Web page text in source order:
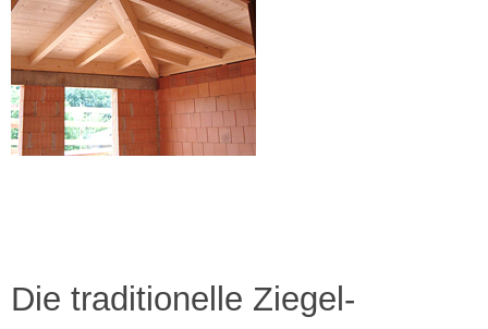
Die traditionelle Ziegel-